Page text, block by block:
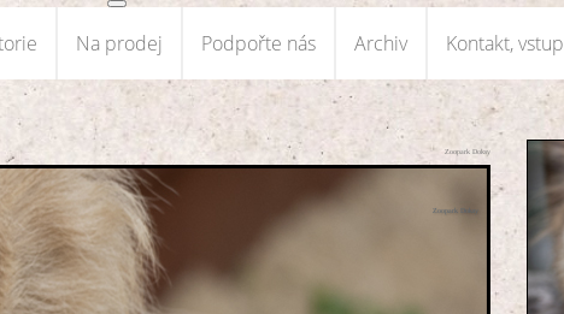
Na prodej Podpořte nás Archiv Kontakt,
Zoopark Doksy
Zoopark Doksy